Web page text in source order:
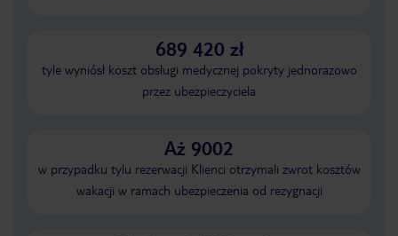
689 420 zł
tyle wyniósł koszt obsługi medycznej pokryty jednorazowo
przez ubezpieczyciela
Aż 9002
w przypadku tylu rezerwacji Klienci otrzymali zwrot kosztów
wakacji w ramach ubezpieczenia od rezygnacji